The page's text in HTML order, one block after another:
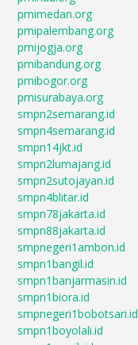
pmimedan.org
pmipalembang.org
pmijogja.org
pmibandung.org
pmibogor.org
pmisurabaya.org
smpn2semarang.id
smpn4semarang.id
smpn14jkt.id
smpn2lumajang.id
smpn2sutojayan.id
smpn4blitar.id
smpn78jakarta.id
smpn88jakarta.id
smpnegeri1ambon.id
smpn1bangil.id
smpn1banjarmasin.id
smpn1biora.id
smpnegeri1bobotsari.id
smpn1boyolali.id